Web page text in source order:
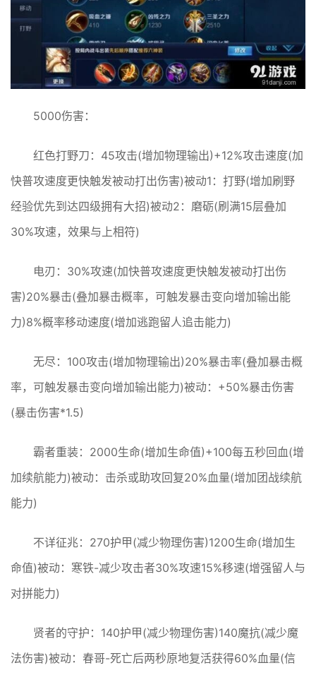
5000伤害：
红色打野刀：45攻击(增加物理输出)+12%攻击速度(加
快普攻速度更快触发被动打出伤害)被动1：打野(增加刷野
经验优先到达四级拥有大招)被动2：磨砺(刷满15层叠加
30%攻速，效果与上相符)
电刃：30%攻速(加快普攻速度更快触发被动打出伤
害)20%暴击(叠加暴击概率，可触发暴击变向增加输出能
力)8%概率移动速度(增加逃跑留人追击能力)
无尽：100攻击(增加物理输出)20%暴击率(叠加暴击概
率，可触发暴击变向增加输出能力)被动：+50%暴击伤害
(暴击伤害*1.5)
霸者重装：2000生命(增加生命值)+100每五秒回血(增
加续航能力)被动：击杀或助攻回复20%血量(增加团战续航
能力)
不详征兆：270护甲(减少物理伤害)1200生命(增加生
命值)被动：寒铁-减少攻击者30%攻速15%移速(增强留人与
对拼能力)
贤者的守护：140护甲(减少物理伤害)140魔抗(减少魔
法伤害)被动：春哥-死亡后两秒原地复活获得60%血量(信